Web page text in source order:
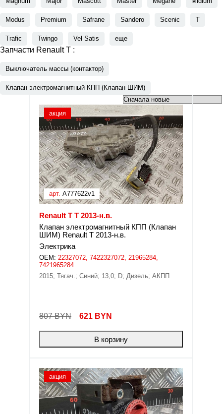
Modus Premium Safrane Sandero Scenic T
Trafic Twingo Vel Satis еще
Запчасти Renault T :
Выключатель массы (контактор)
Клапан электромагнитный КПП (Клапан ШИМ)
акция
арт. A777622v1
Renault T T 2013-н.в.
Клапан электромагнитный КПП (Клапан
ШИМ) Renault T 2013-н.в.
Электрика
OEM: 22327072, 7422327072, 21965284,
7421965284
2015; Тягач.; Синий; 13,0; D; Дизель; АКПП
807 BYN 621 BYN
В корзину
акция